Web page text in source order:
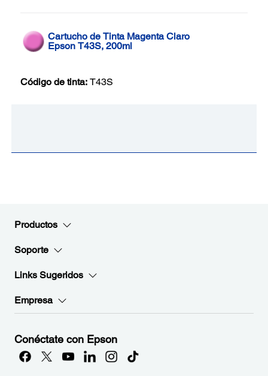
Cartucho de Tinta Magenta Claro
Epson T43S, 200ml
Código de tinta: T43S
Productos
Soporte
Links Sugeridos
Empresa
Conéctate con Epson